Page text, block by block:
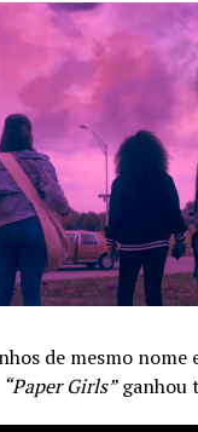
de mesmo
“Paper Girls”ganhou